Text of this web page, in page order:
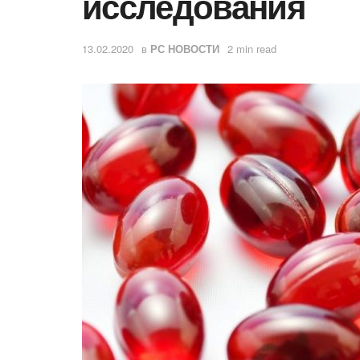
13.02.2020 в РС НОВОСТИ 2 min read